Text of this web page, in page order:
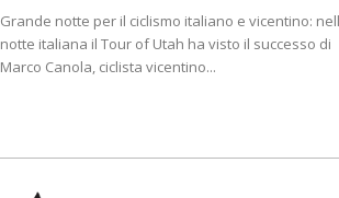
Grande notte per il ciclismo italiano e vicentino:
notte italiana il Tour of Utah ha visto il successo di
Marco Canola, ciclista vicentino...